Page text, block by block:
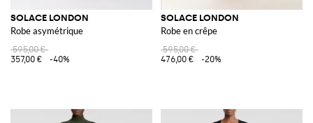
SOLACE LONDON
Robe asymétrique
595,00 €
357,00 €
-40%
SOLACE LONDON
Robe en crêpe
595,00 €
476,00 €
-20%